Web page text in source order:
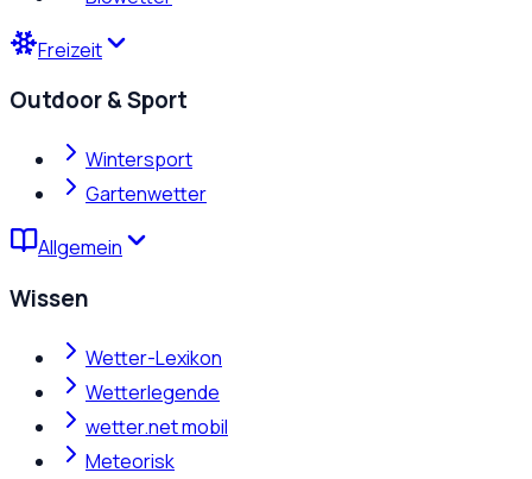
Freizeit
Outdoor & Sport
Wintersport
Gartenwetter
Allgemein
Wissen
Wetter-Lexikon
Wetterlegende
wetter.net mobil
Meteorisk